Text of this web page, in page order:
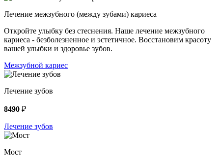
Лечение межзубного (между зубами) кариеса
Откройте улыбку без стеснения. Наше лечение межзубного
кариеса - безболезненное и эстетичное. Восстановим красоту
вашей улыбки и здоровье зубов.
Межзубной кариес
Лечение зубов
8490 ₽
Лечение зубов
Мост